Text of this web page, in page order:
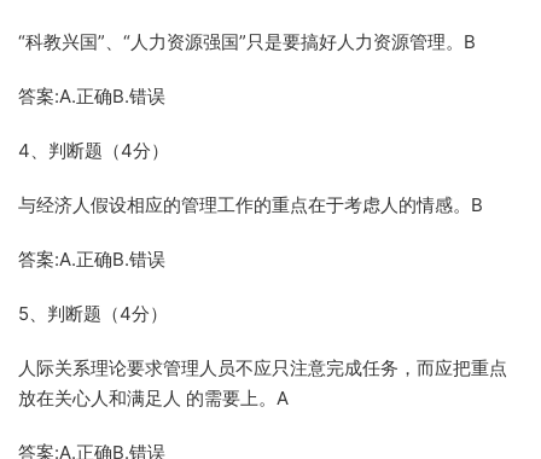
“科教兴国”、“人力资源强国”只是要搞好人力资源管理。B
答案:A.正确B.错误
4、判断题（4分）
与经济人假设相应的管理工作的重点在于考虑人的情感。B
答案:A.正确B.错误
5、判断题（4分）
人际关系理论要求管理人员不应只注意完成任务，而应把重点
放在关心人和满足人 的需要上。A
答案:A.正确B.错误